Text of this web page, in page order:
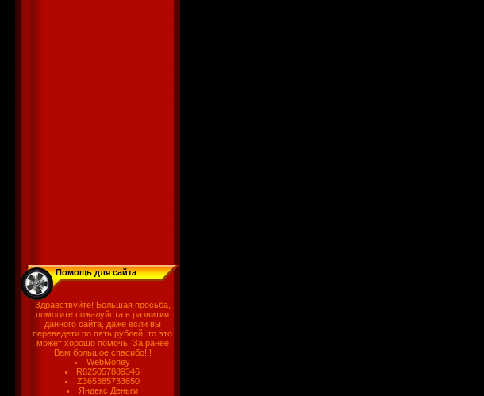
Помощь для сайта
Здравствуйте! Большая просьба,
помогите пожалуйста в развитии
данного сайта, даже если вы
переведети по пять рублей, то это
может хорошо помочь! За ранее
Вам большое спасибо!!!
WebMoney
R825057889346
Z365385733650
Яндекс.Деньги